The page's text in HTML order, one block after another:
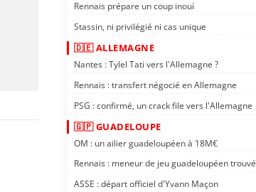
Rennais prépare un coup inouï
Stassin, ni privilégié ni cas unique
🇩🇪 ALLEMAGNE
Nantes : Tylel Tati vers l'Allemagne ?
Rennais : transfert négocié en Allemagne
PSG : confirmé, un crack file vers l'Allemagne
🇬🇵 GUADELOUPE
OM : un ailier guadeloupéen à 18M€
Rennais : meneur de jeu guadeloupéen trouvé
ASSE : départ officiel d'Yvann Maçon